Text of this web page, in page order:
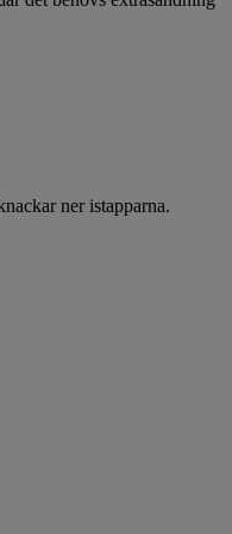
ner istapparna.